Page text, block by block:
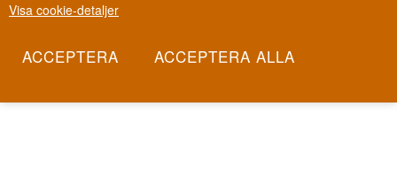
Visa cookie-detaljer
så att du får de nyhetsbrev och erbjudanden
som är relevanta för dig.